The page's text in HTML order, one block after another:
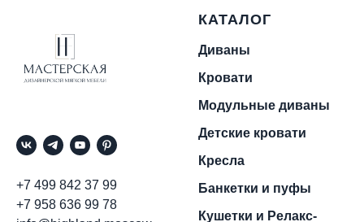
+7 499 842 37 99
+7 958 636 99 78
КАТАЛОГ
Диваны
Кровати
Модульные диваны
Детские кровати
Кресла
Банкетки и пуфы
Кушетки и Релакс-